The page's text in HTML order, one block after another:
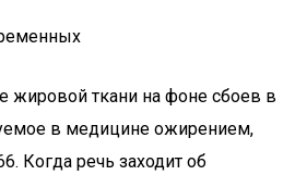
жировой ткани на фоне сбоев в
в медицине ожирением,
Когда речь заходит об